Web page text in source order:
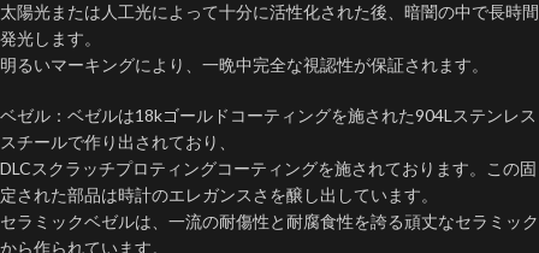
太陽光または人工光によって十分に活性化された後、暗闇の中で長時間
発光します。
明るいマーキングにより、一晩中完全な視認性が保証されます。
ベゼル：ベゼルは18kゴールドコーティングを施された904Lステンレス
スチールで作り出されており、
DLCスクラッチプロティングコーティングを施されております。この固
定された部品は時計のエレガンスさを醸し出しています。
セラミックベゼルは、一流の耐傷性と耐腐食性を誇る頑丈なセラミック
から作られています。